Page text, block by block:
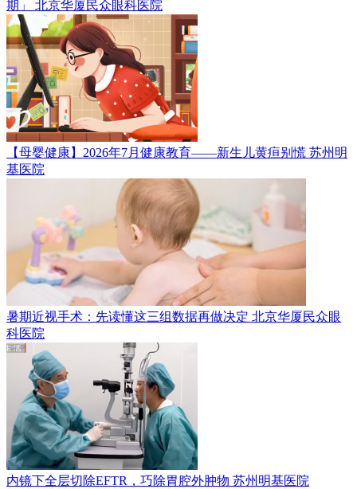
期」 北京华厦民众眼科医院
【母婴健康】2026年7月健康教育——新生儿黄疸别慌 苏州明
基医院
暑期近视手术：先读懂这三组数据再做决定 北京华厦民众眼
科医院
内镜下全层切除EFTR，巧除胃腔外肿物 苏州明基医院